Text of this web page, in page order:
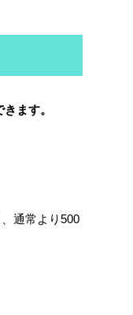
ます。
通常より500